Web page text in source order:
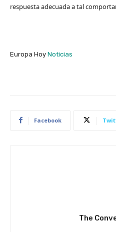
respuesta adecuada a tal
Europa Hoy Noticias
Facebook
The